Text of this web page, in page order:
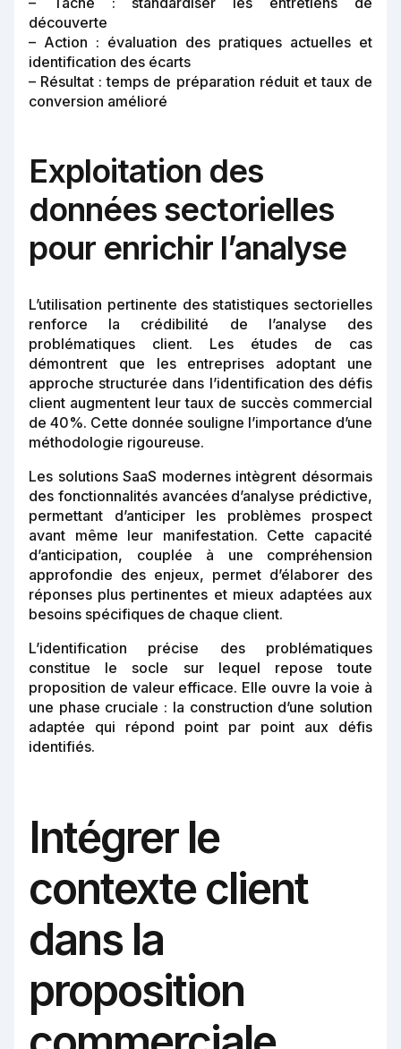
découverte
– Action : évaluation des pratiques actuelles et
identification des écarts
– Résultat : temps de préparation réduit et taux de
conversion amélioré
Exploitation des
données sectorielles
pour enrichir l’analyse
L’utilisation pertinente des statistiques sectorielles
renforce la crédibilité de l’analyse des
problématiques client. Les études de cas
démontrent que les entreprises adoptant une
approche structurée dans l’identification des défis
client augmentent leur taux de succès commercial
de 40%. Cette donnée souligne l’importance d’une
méthodologie rigoureuse.
Les solutions SaaS modernes intègrent désormais
des fonctionnalités avancées d’analyse prédictive,
permettant d’anticiper les problèmes prospect
avant même leur manifestation. Cette capacité
d’anticipation, couplée à une compréhension
approfondie des enjeux, permet d’élaborer des
réponses plus pertinentes et mieux adaptées aux
besoins spécifiques de chaque client.
L’identification précise des problématiques
constitue le socle sur lequel repose toute
proposition de valeur efficace. Elle ouvre la voie à
une phase cruciale : la construction d’une solution
adaptée qui répond point par point aux défis
identifiés.
Intégrer le
contexte client
dans la
proposition